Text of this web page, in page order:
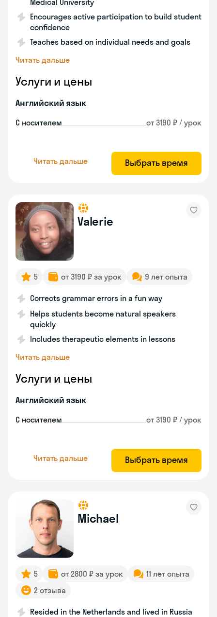
Medical University
Encourages active participation to build student
confidence
Teaches based on individual needs and goals
Читать дальше
Услуги и цены
Английский язык
С носителем от 3190 ₽ / урок
Читать дальше Выбрать время
Valerie
5 от 3190 ₽ за урок 9 лет опыта
Corrects grammar errors in a fun way
Helps students become natural speakers
quickly
Includes therapeutic elements in lessons
Читать дальше
Услуги и цены
Английский язык
С носителем от 3190 ₽ / урок
Читать дальше Выбрать время
Michael
5 от 2800 ₽ за урок
11 лет опыта
2 отзыва
Resided in the Netherlands and lived in Russia